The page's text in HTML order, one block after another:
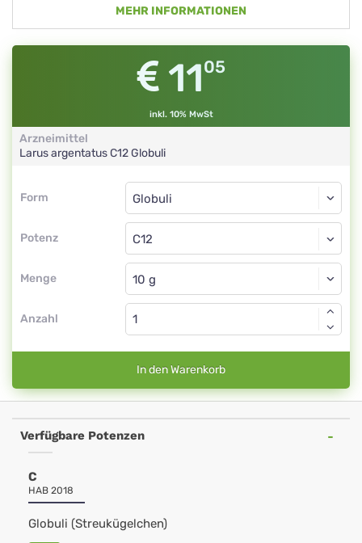
MEHR INFORMATIONEN
1105
inkl. 10% MwSt
Arzneimittel
Larus argentatusC12Globuli
Form
Form
Potenz
Globuli
C12
Menge
Globuli
Anzahl
In den Warenkorb
Verfügbare Potenzen
C
HAB 2018
Globuli (Streukügelchen)